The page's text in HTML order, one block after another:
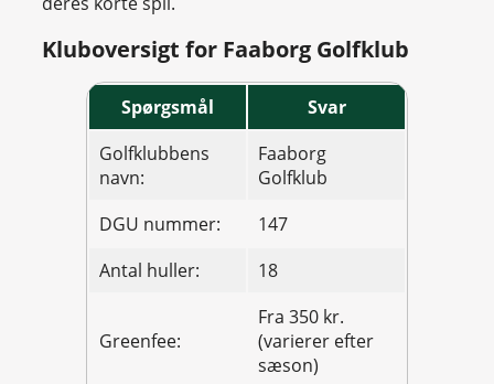
Kluboversigt for Faaborg Golfklub
Spørgsmål
Svar
Golfklubbens
navn:
Faaborg
Golfklub
DGU nummer:
147
Antal huller:
18
Greenfee:
Fra 350 kr.
(varierer efter
sæson)